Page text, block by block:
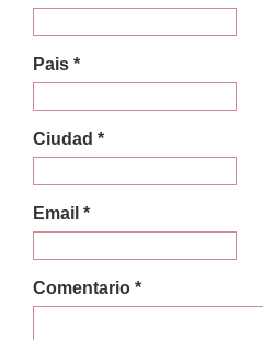
Pais *
Ciudad *
Email *
Comentario *